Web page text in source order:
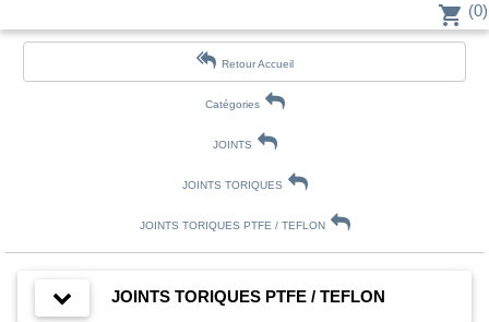
shopping_cart (0)
Retour Accueil
Catégories
JOINTS
JOINTS TORIQUES
JOINTS TORIQUES PTFE / TEFLON
JOINTS TORIQUES PTFE / TEFLON